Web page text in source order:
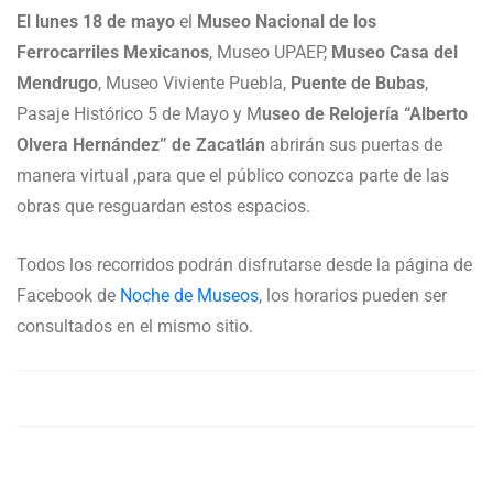
El lunes 18 de mayo el Museo Nacional de los
Ferrocarriles Mexicanos, Museo UPAEP, Museo Casa del
Mendrugo, Museo Viviente Puebla, Puente de Bubas,
Pasaje Histórico 5 de Mayo y Museo de Relojería “Alberto
Olvera Hernández” de Zacatlán abrirán sus puertas de
manera virtual ,para que el público conozca parte de las
obras que resguardan estos espacios.
Todos los recorridos podrán disfrutarse desde la página de
Facebook de Noche de Museos, los horarios pueden ser
consultados en el mismo sitio.